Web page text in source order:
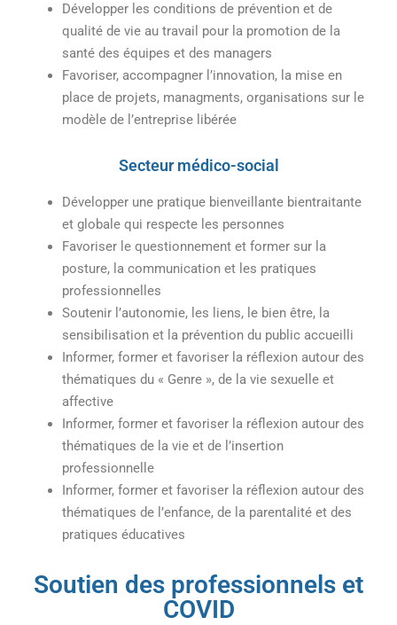
Développer les conditions de prévention et de
qualité de vie au travail pour la promotion de la
santé des équipes et des managers
Favoriser, accompagner l’innovation, la mise en
place de projets, managments, organisations sur le
modèle de l’entreprise libérée
Secteur médico-social
Développer une pratique bienveillante bientraitante
et globale qui respecte les personnes
Favoriser le questionnement et former sur la
posture, la communication et les pratiques
professionnelles
Soutenir l’autonomie, les liens, le bien être, la
sensibilisation et la prévention du public accueilli
Informer, former et favoriser la réflexion autour des
thématiques du « Genre », de la vie sexuelle et
affective
Informer, former et favoriser la réflexion autour des
thématiques de la vie et de l’insertion
professionnelle
Informer, former et favoriser la réflexion autour des
thématiques de l’enfance, de la parentalité et des
pratiques éducatives
Soutien des professionnels et
COVID